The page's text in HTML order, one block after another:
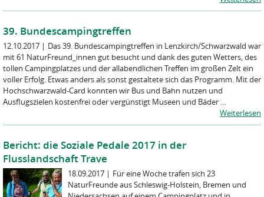
39. Bundescampingtreffen
12.10.2017 | Das 39. Bundescampingtreffen in Lenzkirch/Schwarzwald war
mit 61 NaturFreund_innen gut besucht und dank des guten Wetters, des
tollen Campingplatzes und der allabendlichen Treffen im großen Zelt ein
voller Erfolg. Etwas anders als sonst gestaltete sich das Programm. Mit der
Hochschwarzwald-Card konnten wir Bus und Bahn nutzen und
Ausflugszielen kostenfrei oder vergünstigt Museen und Bäder ...
Weiterlesen
Bericht: die Soziale Pedale 2017 in der
Flusslandschaft Trave
18.09.2017 | Für eine Woche trafen sich 23
NaturFreunde aus Schleswig-Holstein, Bremen und